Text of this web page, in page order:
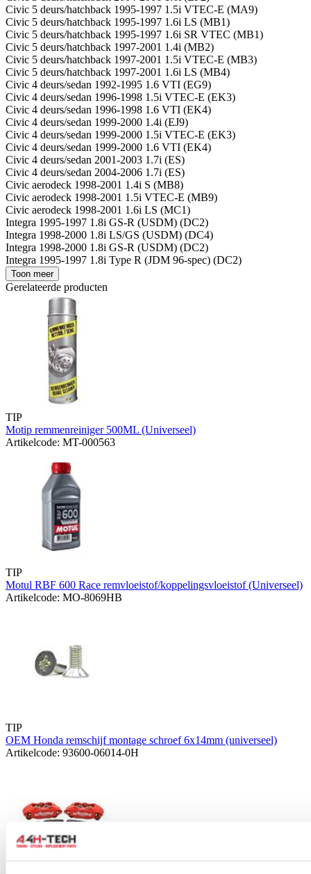
Civic 5 deurs/hatchback 1995-1997 1.5i VTEC-E (MA9)
Civic 5 deurs/hatchback 1995-1997 1.6i LS (MB1)
Civic 5 deurs/hatchback 1995-1997 1.6i SR VTEC (MB1)
Civic 5 deurs/hatchback 1997-2001 1.4i (MB2)
Civic 5 deurs/hatchback 1997-2001 1.5i VTEC-E (MB3)
Civic 5 deurs/hatchback 1997-2001 1.6i LS (MB4)
Civic 4 deurs/sedan 1992-1995 1.6 VTI (EG9)
Civic 4 deurs/sedan 1996-1998 1.5i VTEC-E (EK3)
Civic 4 deurs/sedan 1996-1998 1.6 VTI (EK4)
Civic 4 deurs/sedan 1999-2000 1.4i (EJ9)
Civic 4 deurs/sedan 1999-2000 1.5i VTEC-E (EK3)
Civic 4 deurs/sedan 1999-2000 1.6 VTI (EK4)
Civic 4 deurs/sedan 2001-2003 1.7i (ES)
Civic 4 deurs/sedan 2004-2006 1.7i (ES)
Civic aerodeck 1998-2001 1.4i S (MB8)
Civic aerodeck 1998-2001 1.5i VTEC-E (MB9)
Civic aerodeck 1998-2001 1.6i LS (MC1)
Integra 1995-1997 1.8i GS-R (USDM) (DC2)
Integra 1998-2000 1.8i LS/GS (USDM) (DC4)
Integra 1998-2000 1.8i GS-R (USDM) (DC2)
Integra 1995-1997 1.8i Type R (JDM 96-spec) (DC2)
Toon meer
Gerelateerde producten
TIP
Motip remmenreiniger 500ML (Universeel)
Artikelcode: MT-000563
TIP
Motul RBF 600 Race remvloeistof/koppelingsvloeistof (Universeel)
Artikelcode: MO-8069HB
TIP
OEM Honda remschijf montage schroef 6x14mm (universeel)
Artikelcode: 93600-06014-0H